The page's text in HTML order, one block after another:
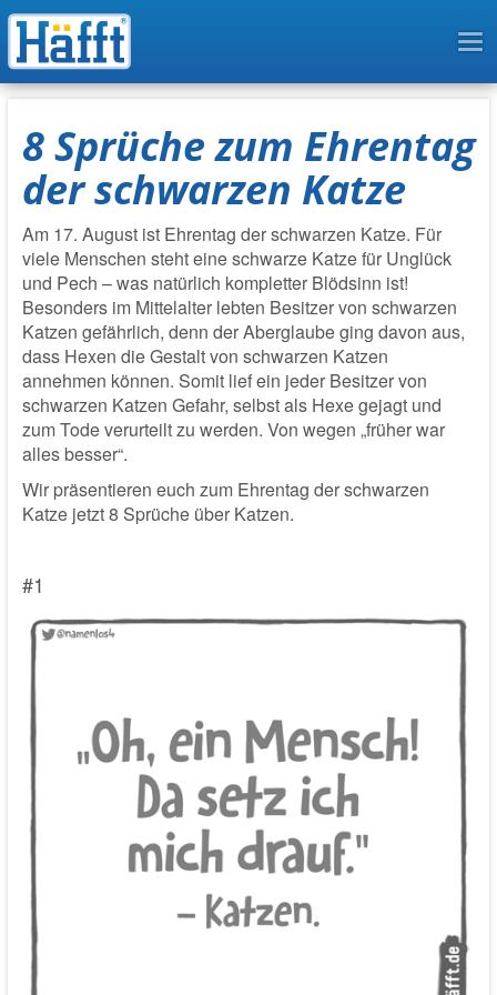
8 Sprüche zum Ehrentag
der schwarzen Katze
Am 17. August ist Ehrentag der schwarzen Katze. Für
viele Menschen steht eine schwarze Katze für Unglück
und Pech – was natürlich kompletter Blödsinn ist!
Besonders im Mittelalter lebten Besitzer von schwarzen
Katzen gefährlich, denn der Aberglaube ging davon aus,
dass Hexen die Gestalt von schwarzen Katzen
annehmen können. Somit lief ein jeder Besitzer von
schwarzen Katzen Gefahr, selbst als Hexe gejagt und
zum Tode verurteilt zu werden. Von wegen „früher war
alles besser“.
Wir präsentieren euch zum Ehrentag der schwarzen
Katze jetzt 8 Sprüche über Katzen.
#1